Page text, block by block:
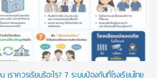
เราควรเรียนรู้อะไร? 7 ระบบป้องกันที่โรงเรียนไทย